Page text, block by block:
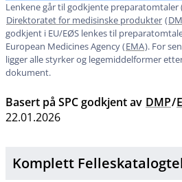
Lenkene går til godkjente preparatomtaler
Direktoratet for medisinske produkter (
godkjent i EU​/​EØS lenkes til
European Medicines Agency (EMA). For
ligger alle styrker og legemiddelformer
dokument.
Basert på SPC godkjent av DMP/
22.01.2026
Komplett